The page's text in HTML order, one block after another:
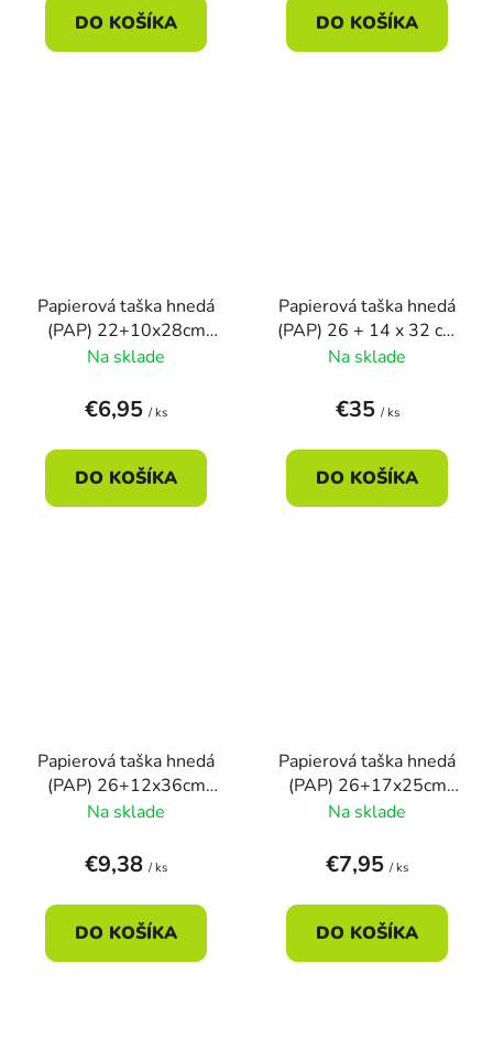
DO KOŠÍKA DO KOŠÍKA
Papierová taška hnedá
(PAP) 22+10x28cm
(50ks)
Na sklade
€6,95 / ks
DO KOŠÍKA
Papierová taška hnedá
(PAP) 26 + 14 x 32 cm
(250ks)
Na sklade
€35 / ks
DO KOŠÍKA
Papierová taška hnedá
(PAP) 26+12x36cm
(50ks)
Na sklade
€9,38 / ks
DO KOŠÍKA
Papierová taška hnedá
(PAP) 26+17x25cm
(50ks)
Na sklade
€7,95 / ks
DO KOŠÍKA